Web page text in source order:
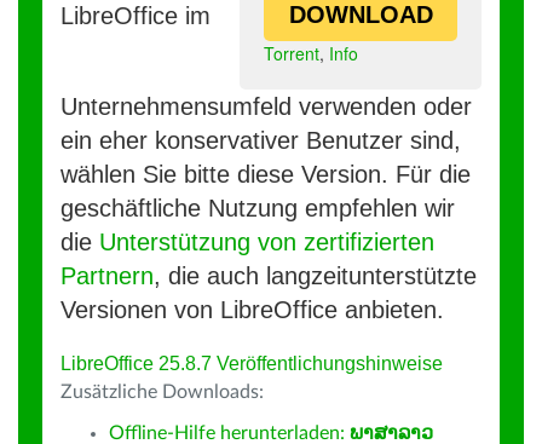
DOWNLOAD
Torrent, Info
LibreOffice im
Unternehmensumfeld verwenden oder
ein eher konservativer Benutzer sind,
wählen Sie bitte diese Version. Für die
geschäftliche Nutzung empfehlen wir
die Unterstützung von zertifizierten
Partnern, die auch langzeitunterstützte
Versionen von LibreOffice anbieten.
LibreOffice 25.8.7 Veröffentlichungshinweise
Zusätzliche Downloads:
Offline-Hilfe herunterladen: ພາສາລາວ